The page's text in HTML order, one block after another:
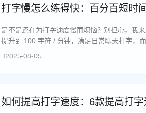
打字慢怎么练得快：百分百短时
是不是还在为打字速度慢而烦恼？别担心，我
提升到 100 字符 / 分钟，满足日常聊天打字，
2025-08-05
如何提高打字速度：6款提高打